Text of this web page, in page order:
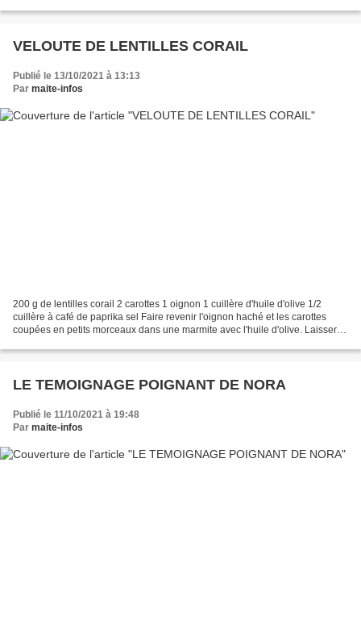
VELOUTE DE LENTILLES CORAIL
Publié le 13/10/2021 à 13:13
Par maite-infos
200 g de lentilles corail 2 carottes 1 oignon 1 cuillère d'huile d'olive 1/2
cuillère à café de paprika sel Faire revenir l'oignon haché et les carottes
coupées en petits morceaux dans une marmite avec l'huile d'olive. Laisser
LE TEMOIGNAGE POIGNANT DE NORA
Publié le 11/10/2021 à 19:48
Par maite-infos